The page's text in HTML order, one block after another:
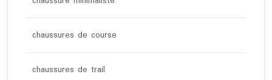
chaussures de course
chaussures de trail